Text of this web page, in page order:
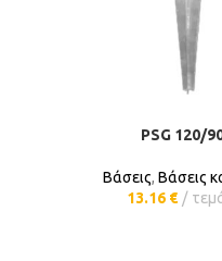
ΠΡΟΣΘΉΚΗ
PSG 120/
Βάσεις, Βάσεις
13.16 €